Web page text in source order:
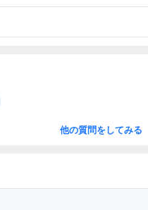
他の質問をしてみる